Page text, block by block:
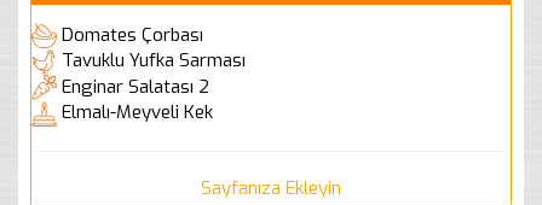
Domates Çorbası
Tavuklu Yufka Sarması
Enginar Salatası 2
Elmalı-Meyveli Kek
Sayfanıza Ekleyin